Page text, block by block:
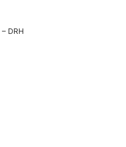
– DRH